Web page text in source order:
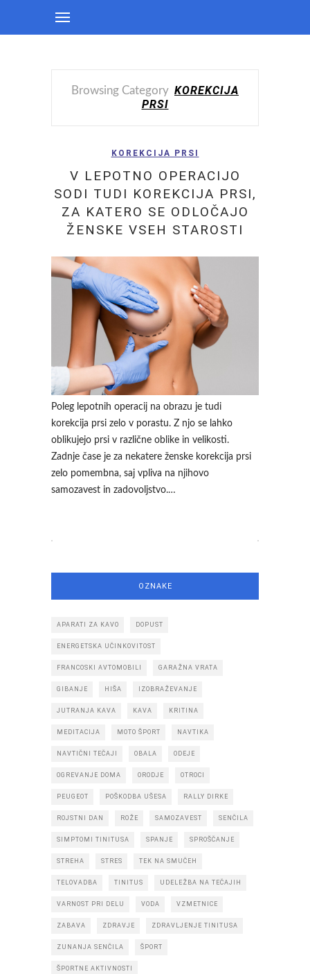
Browsing Category KOREKCIJA
PRSI
KOREKCIJA PRSI
V LEPOTNO OPERACIJO
SODI TUDI KOREKCIJA PRSI,
ZA KATERO SE ODLOČAJO
ŽENSKE VSEH STAROSTI
Poleg lepotnih operacij na obrazu je tudi
korekcija prsi zelo v porastu. Z njo se lahko
oblikujejo prsi v različne oblike in velikosti.
Zadnje čase je za nekatere ženske korekcija prsi
zelo pomembna, saj vpliva na njihovo
samozavest in zadovoljstvo.…
OZNAKE
APARATI ZA KAVO DOPUST
ENERGETSKA UČINKOVITOST
FRANCOSKI AVTOMOBILI GARAŽNA VRATA
GIBANJE HIŠA IZOBRAŽEVANJE
JUTRANJA KAVA KAVA KRITINA
MEDITACIJA MOTO ŠPORT NAVTIKA
NAVTIČNI TEČAJI OBALA ODEJE
OGREVANJE DOMA ORODJE OTROCI
PEUGEOT POŠKODBA UŠESA RALLY DIRKE
ROJSTNI DAN ROŽE SAMOZAVEST SENČILA
SIMPTOMI TINITUSA SPANJE SPROŠČANJE
STREHA STRES TEK NA SMUČEH
TELOVADBA TINITUS UDELEŽBA NA TEČAJIH
VARNOST PRI DELU VODA VZMETNICE
ZABAVA ZDRAVJE ZDRAVLJENJE TINITUSA
ZUNANJA SENČILA ŠPORT
ŠPORTNE AKTIVNOSTI